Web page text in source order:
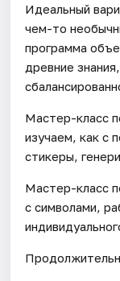
Идеальный
чем-то
программа
древние
Мастер-класс
изучаем, как с
стикеры,
Мастер-класс
с символами,